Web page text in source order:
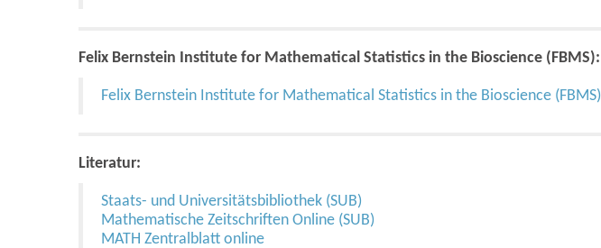
Felix Bernstein Institute for Mathematical Statistics in the Bioscience (FBMS):
Felix Bernstein Institute for Mathematical Statistics in the Bioscience (FBMS)
Literatur:
Staats- und Universitätsbibliothek (SUB)
Mathematische Zeitschriften Online (SUB)
MATH Zentralblatt online